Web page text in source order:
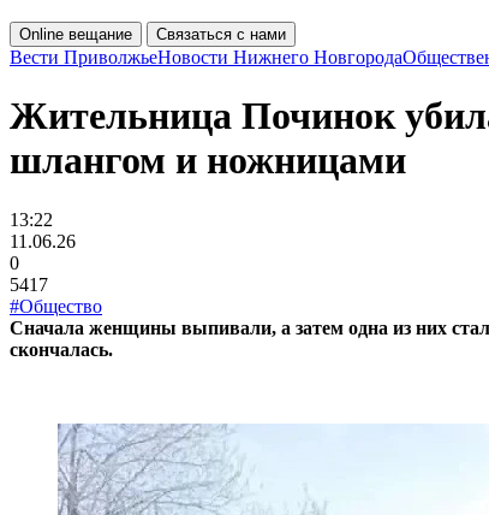
Online вещание Связаться с нами
Вести ПриволжьеНовости Нижнего Новгорода
Жительница Починок
шлангом и ножницами
13:22
11.06.26
0
5417
#Общество
Сначала женщины выпивали, а затем одна из них
скончалась.